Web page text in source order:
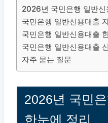
2026년 국민은행 일반신
국민은행 일반신용대출
국민은행 일반신용대출
국민은행 일반신용대출
자주 묻는 질문
2026년 국민
한눈에 정리